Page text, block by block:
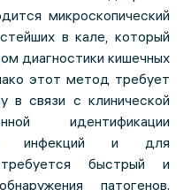
микроскопический
в кале, который
диагностики кишечных
этот метод требует
в связи с клинической
идентификации
инфекций и для
быстрый и
патогенов.